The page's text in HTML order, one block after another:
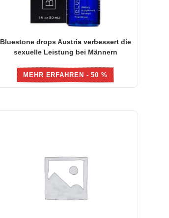
Bluestone drops Austria verbessert die
sexuelle Leistung bei Männern
MEHR ERFAHREN - 50 %